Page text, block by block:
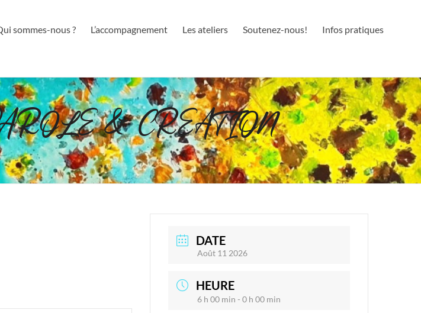
sommes-nous ? L’accompagnement Les ateliers Soutenez-nous! Infos pratiques
& CREATION
DATE
Août 11 2026
HEURE
6 h 00 min - 0 h 00 min